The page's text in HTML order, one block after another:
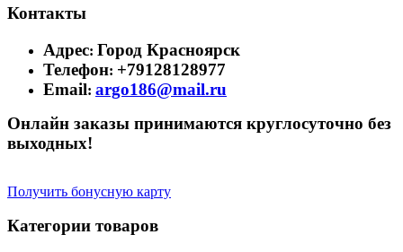
Контакты
Адрес: Город Красноярск
Телефон: +79128128977
Email: argo186@mail.ru
Онлайн заказы принимаются круглосуточно без
выходных!
Получить бонусную карту
Категории товаров